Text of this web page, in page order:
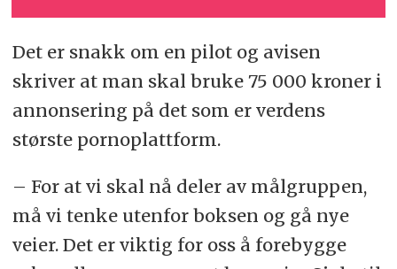
Det er snakk om en pilot og avisen
skriver at man skal bruke 75 000 kroner i
annonsering på det som er verdens
største pornoplattform.
– For at vi skal nå deler av målgruppen,
må vi tenke utenfor boksen og gå nye
veier. Det er viktig for oss å forebygge